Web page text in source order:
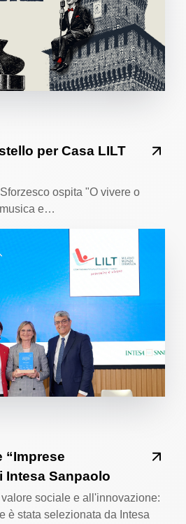
per Casa LILT
ospita "O vivere o
e…
“Imprese
Intesa Sanpaolo
sociale e all'innovazione:
è stata selezionata da Intesa